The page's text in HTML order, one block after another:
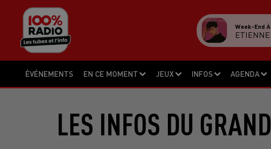
ÉVÉNEMENTS EN CE MOMENT JEUX INFOS AGENDA
Week-End
LES INFOS DU